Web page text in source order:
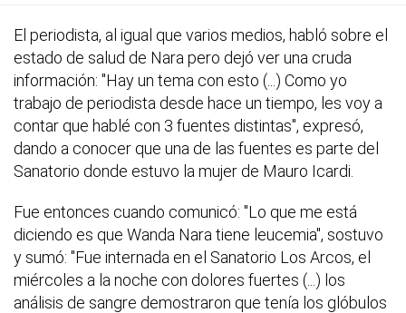
El periodista, al igual que varios medios, habló sobre el
estado de salud de Nara pero dejó ver una cruda
información: "Hay un tema con esto (...) Como yo
trabajo de periodista desde hace un tiempo, les voy a
contar que hablé con 3 fuentes distintas", expresó,
dando a conocer que una de las fuentes es parte del
Sanatorio donde estuvo la mujer de Mauro Icardi.
Fue entonces cuando comunicó: "Lo que me está
diciendo es que Wanda Nara tiene leucemia", sostuvo
y sumó: "Fue internada en el Sanatorio Los Arcos, el
miércoles a la noche con dolores fuertes (...) los
análisis de sangre demostraron que tenía los glóbulos